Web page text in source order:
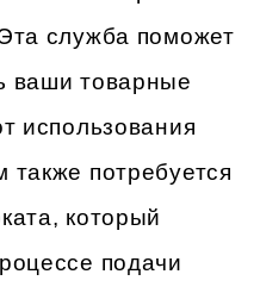
служба поможет
ваши товарные
использования
потребуется
который
подачи